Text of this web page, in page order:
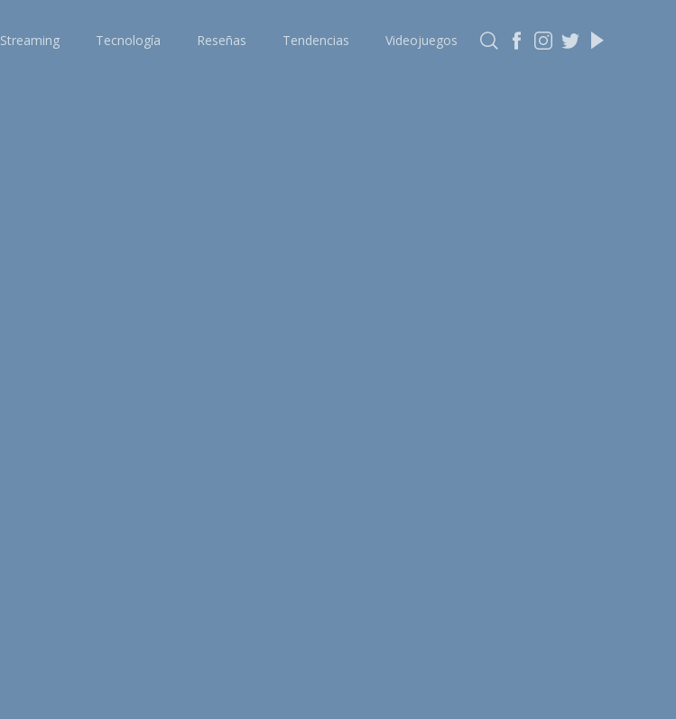
Streaming Tecnología Reseñas Tendencias Videojuegos